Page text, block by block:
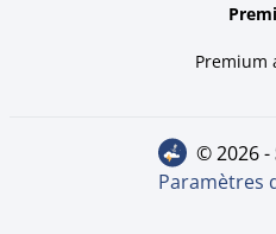
Premium
© 2026 -
Paramètres